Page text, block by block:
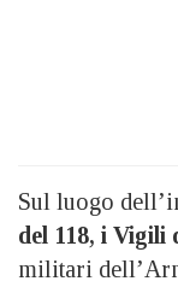
Sul luogo
del 118, i Vigili
militari